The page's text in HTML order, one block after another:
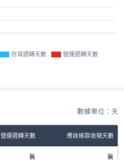
存貨週轉天數 營運週轉天數
數據單位：天
營運週轉天數 應收帳款收現天數
無 無